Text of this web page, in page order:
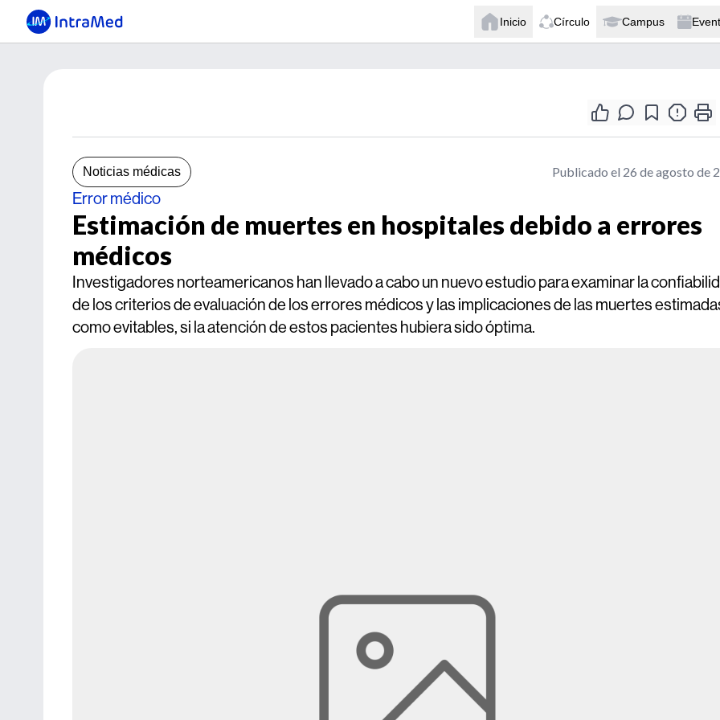
Inicio Círculo Campus
Noticias médicas Publicado el 26 de agosto de
Error médico
Estimación de muertes en hospitales debido a errores
médicos
Investigadores norteamericanos han llevado a cabo un nuevo estudio para examinar la
de los criterios de evaluación de los errores médicos y las implicaciones de las muertes
como evitables, si la atención de estos pacientes hubiera sido óptima.